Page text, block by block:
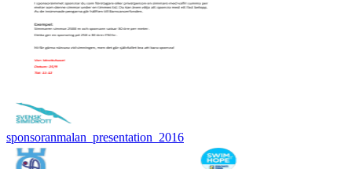
sponsoranmalan_presentation_2016